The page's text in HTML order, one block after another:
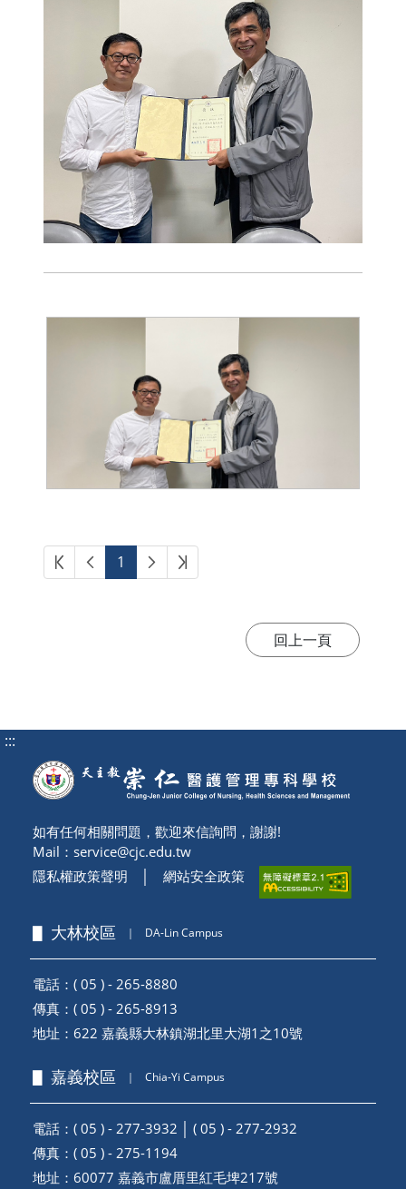
第一頁上一頁
1 下一頁最後頁
:::
如有任何相關問題，歡迎來信詢問，謝謝!
Mail： service@cjc.edu.tw
隱私權政策聲明
網站安全政策
▋ 大林校區 ｜ DA-Lin Campus
電話：( 05 ) - 265-8880
傳真：( 05 ) - 265-8913
地址： 622 嘉義縣大林鎮湖北里大湖1之10號
▋ 嘉義校區 ｜ Chia-Yi Campus
電話：( 05 ) - 277-3932 │ ( 05 ) - 277-2932
傳真：( 05 ) - 275-1194
地址： 60077 嘉義市盧厝里紅毛埤217號